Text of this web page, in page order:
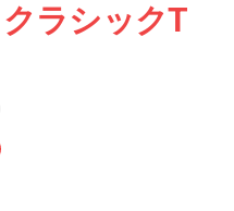
クラシックT